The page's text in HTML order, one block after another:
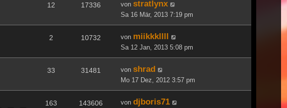
12 17336 von stratlynx
Sa 16 Mär, 2013 7:19 pm
2 10732 von miikkkllll
Sa 12 Jan, 2013 5:08 pm
33 31481 von shrad
Mo 17 Dez, 2012 3:57 pm
163 143606 von djboris71